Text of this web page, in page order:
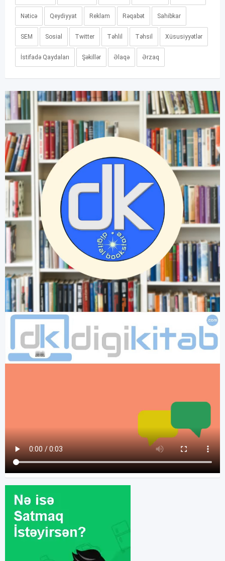
Nəticə Qeydiyyat Reklam Rəqabət Sahibkar
SEM Sosial Twitter Təhlil Təhsil Xüsusiyyətlər
İstifadə Qaydaları Şəkillər Əlaqə Ərzaq